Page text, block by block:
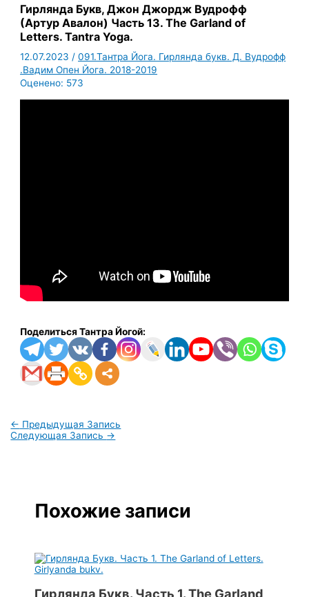
Гирлянда Букв, Джон Джордж Вудрофф
(Артур Авалон) Часть 13. The Garland of
Letters. Tantra Yoga.
12.07.2023/091.Тантра Йога. Гирлянда букв. Д. Вудрофф
.Вадим Опен Йога. 2018-2019
Оценено: 573
Поделиться Тантра Йогой:
← Предыдущая Запись
Следующая Запись →
Похожие записи
Гирлянда Букв. Часть 1. The Garland